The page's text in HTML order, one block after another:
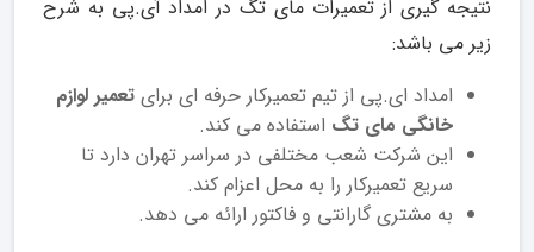
نتیجه گیری از تعمیرات مای تگ در امداد آی.پی به شرح
زیر می باشد:
امداد ای.پی از تیم تعمیرکار حرفه ای برای تعمیر لوازم
خانگی مای تگ استفاده می کند.
این شرکت شعب مختلفی در سراسر تهران دارد تا
سریع تعمیرکار را به محل اعزام کند.
به مشتری گارانتی و فاکتور ارائه می دهد.